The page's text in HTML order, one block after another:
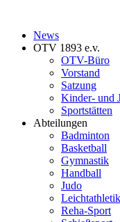
News
OTV 1893 e.v.
OTV-Büro
Vorstand
Satzung
Kinder- und
Sportstätten
Abteilungen
Badminton
Basketball
Gymnastik
Handball
Judo
Leichtathletik
Reha-Sport